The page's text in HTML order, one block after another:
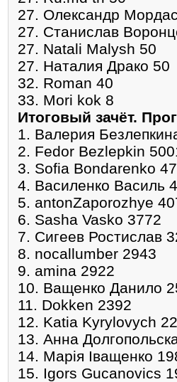
27. Олександр
27. Станислав
27. Natali Malysh 50
27. Наталия Драко 50
32. Roman 40
33. Mori kok 8
Итоговый зачёт.
1. Валерия
2. Fedor Bezlepkin
3. Sofia Bondarenko
4. Василенко Василь
5. antonZaporozhye
6. Sasha Vasko 3772
7. Сигеев Ростислав
8. nocallumber 2943
9. amina 2922
10. Ващенко Данило
11. Dokken 2392
12. Katia Kyrylovych
13. Анна
14. Марія Іващенко
15. Igors Gucanovics